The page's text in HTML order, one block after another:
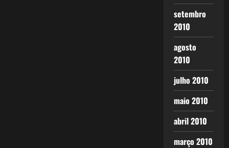
setembro
2010
agosto
2010
julho 2010
maio 2010
abril 2010
março 2010